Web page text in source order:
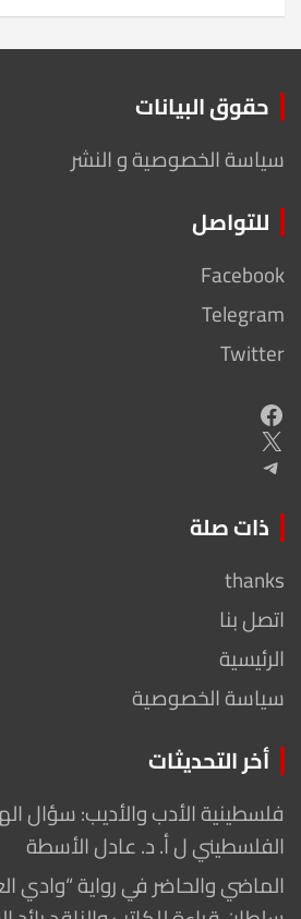
حقوق البيانات
سياسة الخصوصية و النشر
للتواصل
Facebook
Telegram
Twitter
Facebook
X
Telegram
ذات صلة
thanks
اتصل بنا
الرئيسية
سياسة الخصوصية
أخر التحديثات
فلسطينية الأدب والأديب: سؤال
الفلسطيني ل أ. د. عادل الأسطة
الماضي والحاضر في رواية “وادي